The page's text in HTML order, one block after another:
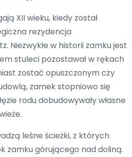
XII wieku, kiedy został
rezydencja
Niezwykłe w historii zamku jest
stuleci pozostawał w rękach
zostać opuszczonym czy
zamek stopniowo się
rodu dobudowywały własne
leśne ścieżki, z których
zamku górującego nad doliną.